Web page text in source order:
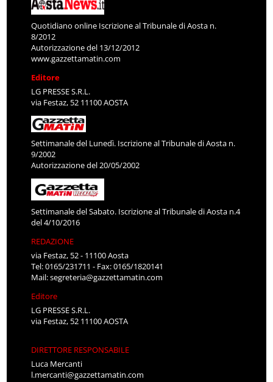
Quotidiano online Iscrizione al Tribunale di Aosta n.
8/2012
Autorizzazione del 13/12/2012
www.gazzettamatin.com
Editore
LG PRESSE S.R.L.
via Festaz, 52 11100 AOSTA
Settimanale del Lunedì. Iscrizione al Tribunale di Aosta n.
9/2002
Autorizzazione del 20/05/2002
Settimanale del Sabato. Iscrizione al Tribunale di Aosta n.4
del 4/10/2016
REDAZIONE
via Festaz, 52 - 11100 Aosta
Tel: 0165/231711 - Fax: 0165/1820141
Mail:segreteria@gazzettamatin.com
Editore
LG PRESSE S.R.L.
via Festaz, 52 11100 AOSTA
DIRETTORE RESPONSABILE
Luca Mercanti
l.mercanti@gazzettamatin.com